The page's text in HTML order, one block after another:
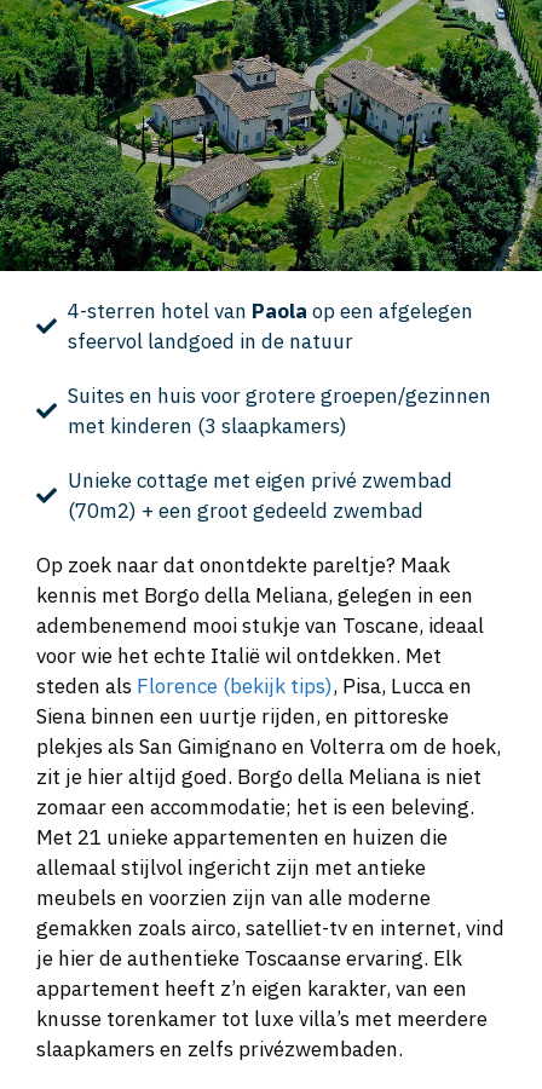
4-sterren hotel van Paola op een afgelegen
sfeervol landgoed in de natuur
Suites en huis voor grotere groepen/gezinnen
met kinderen (3 slaapkamers)
Unieke cottage met eigen privé zwembad
(70m2) + een groot gedeeld zwembad
Op zoek naar dat onontdekte pareltje? Maak
kennis met Borgo della Meliana, gelegen in een
adembenemend mooi stukje van Toscane, ideaal
voor wie het echte Italië wil ontdekken. Met
steden als Florence (bekijk tips), Pisa, Lucca en
Siena binnen een uurtje rijden, en pittoreske
plekjes als San Gimignano en Volterra om de hoek,
zit je hier altijd goed. Borgo della Meliana is niet
zomaar een accommodatie; het is een beleving.
Met 21 unieke appartementen en huizen die
allemaal stijlvol ingericht zijn met antieke
meubels en voorzien zijn van alle moderne
gemakken zoals airco, satelliet-tv en internet, vind
je hier de authentieke Toscaanse ervaring. Elk
appartement heeft z’n eigen karakter, van een
knusse torenkamer tot luxe villa’s met meerdere
slaapkamers en zelfs privézwembaden.